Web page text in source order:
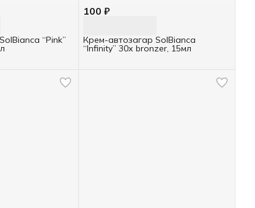
“Pink”
100 ₽
Крем-автозагар SolBianca
“Infinity” 30х bronzer, 15мл